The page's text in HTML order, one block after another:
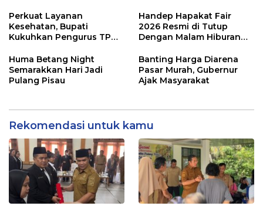
Perkuat Layanan
Kesehatan, Bupati
Kukuhkan Pengurus TP
Handep Hapakat Fair
2026 Resmi di Tutup
Dengan Malam Hiburan
Huma Betang Night
Semarakkan Hari Jadi
Pulang Pisau
Banting Harga Diarena
Pasar Murah, Gubernur
Ajak Masyarakat
Rekomendasi untuk kamu